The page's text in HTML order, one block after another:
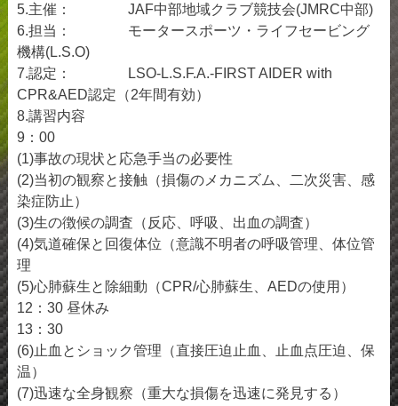
5.主催： JAF中部地域クラブ競技会(JMRC中部)
6.担当： モータースポーツ・ライフセービング
機構(L.S.O)
7.認定： LSO-L.S.F.A.-FIRST AIDER with
CPR&AED認定（2年間有効）
8.講習内容
9：00
(1)事故の現状と応急手当の必要性
(2)当初の観察と接触（損傷のメカニズム、二次災害、感
染症防止）
(3)生の徴候の調査（反応、呼吸、出血の調査）
(4)気道確保と回復体位（意識不明者の呼吸管理、体位管
理
(5)心肺蘇生と除細動（CPR/心肺蘇生、AEDの使用）
12：30 昼休み
13：30
(6)止血とショック管理（直接圧迫止血、止血点圧迫、保
温）
(7)迅速な全身観察（重大な損傷を迅速に発見する）